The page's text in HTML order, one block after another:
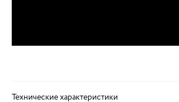
Технические характеристики